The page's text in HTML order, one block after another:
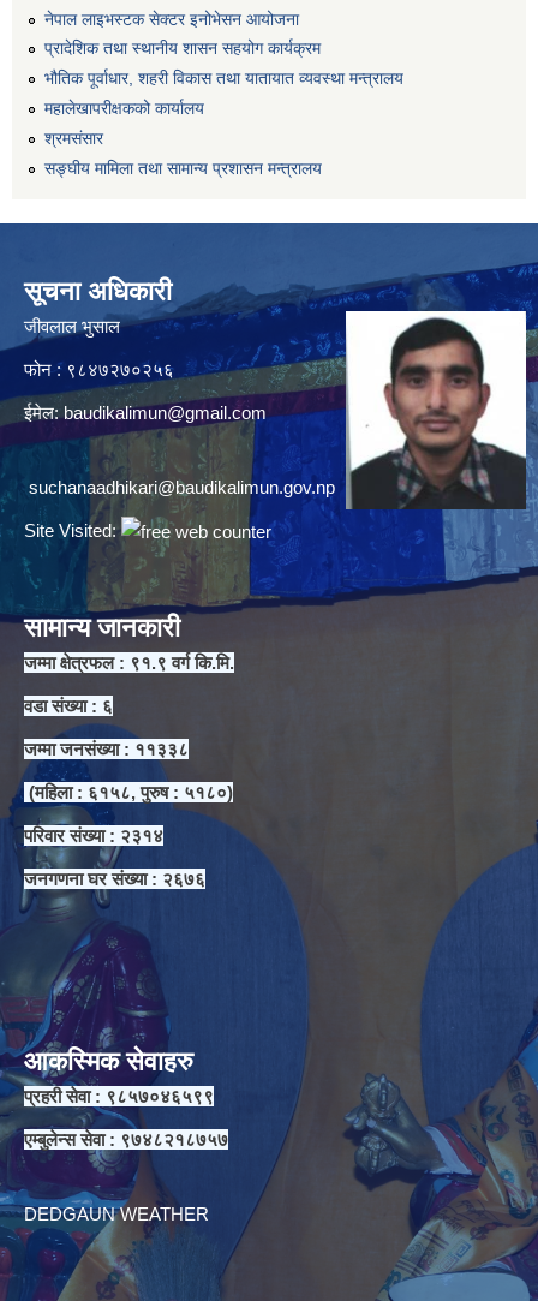
नेपाल लाइभस्टक सेक्टर इनोभेसन आयोजना
प्रादेशिक तथा स्थानीय शासन सहयोग कार्यक्रम
भौतिक पूर्वाधार, शहरी विकास तथा यातायात व्यवस्था मन्त्रालय
महालेखापरीक्षकको कार्यालय
श्रमसंसार
सङ्घीय मामिला तथा सामान्य प्रशासन मन्त्रालय
सूचना अधिकारी
जीवलाल भुसाल
फोन : ९८४७२७०२५६
ईमेल: baudikalimun@gmail.com
suchanaadhikari@baudikalimun.gov.np
Site Visited:
सामान्य जानकारी
जम्मा क्षेत्रफल : ९१.९ वर्ग कि.मि.
वडा संख्या : ६
जम्मा जनसंख्या : ११३३८
(महिला : ६१५८, पुरुष : ५१८०)
परिवार संख्या : २३१४
जनगणना घर संख्या : २६७६
आकस्मिक सेवाहरु
प्रहरी सेवा : ९८५७०४६५९९
एम्बुलेन्स सेवा : ९७४८२१८७५७
DEDGAUN WEATHER